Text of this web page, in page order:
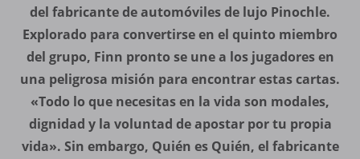
del fabricante de automóviles de lujo Pinochle.
Explorado para convertirse en el quinto miembro
del grupo, Finn pronto se une a los jugadores en
una peligrosa misión para encontrar estas cartas.
«Todo lo que necesitas en la vida son modales,
dignidad y la voluntad de apostar por tu propia
vida». Sin embargo, Quién es Quién, el fabricante